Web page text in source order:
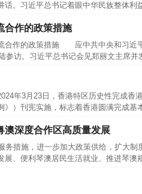
话。习近平总书记着眼中华民族整体利
合作的政策措施
作的政策措施 应中共中央和习近
参访。习近平总书记会见郑丽文主席并
3月23日，香港特区历史性完成香港
）刊宪实施，标志着香港圆满完成基
澳深度合作区高质量发展
措施，进一步加大政策供给，扩大制
、便利琴澳居民生活就业、推进琴澳